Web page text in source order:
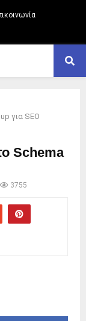
για SEO
Schema
3755